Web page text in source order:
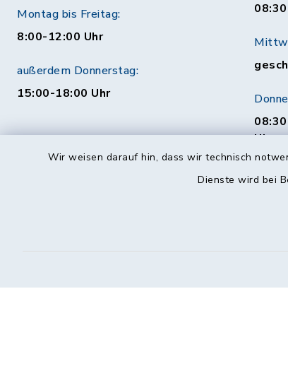
Wir weisen darauf hin, dass wir technisch
Dienste wird bei
Montag bis Freitag:
8:00-12:00 Uhr
außerdem Donnerstag:
15:00-18:00 Uhr
Uhr
Freitag: